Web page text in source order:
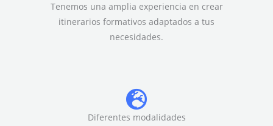
Tenemos una amplia experiencia en crear
itinerarios formativos adaptados a tus
necesidades.
Diferentes modalidades